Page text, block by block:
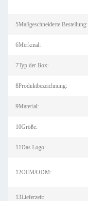
5Maßgeschneiderte Bestellung:
6Merkmal:
7Typ der Box:
8Produktbezeichnung:
9Material:
10Größe:
11Das Logo:
12OEM/ODM:
13Lieferzeit: